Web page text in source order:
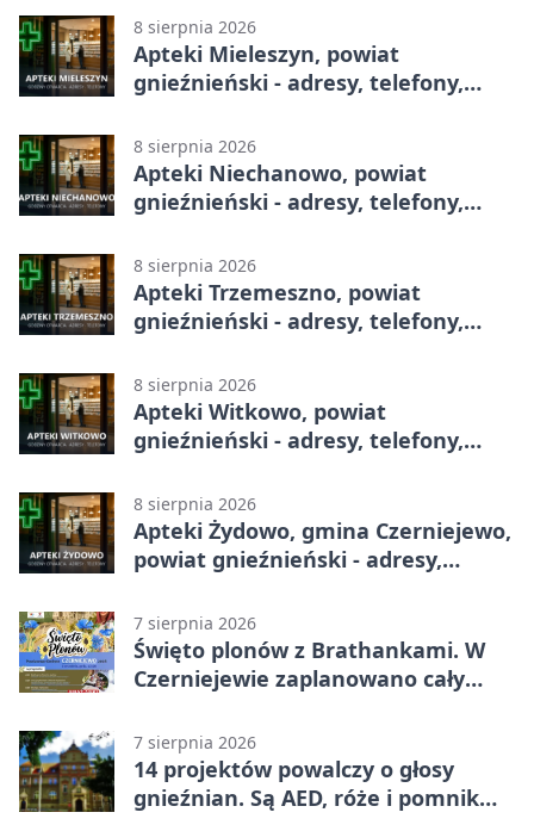
8 sierpnia 2026
Apteki Mieleszyn, powiat
gnieźnieński - adresy, telefony,
8 sierpnia 2026
Apteki Niechanowo, powiat
gnieźnieński - adresy, telefony,
8 sierpnia 2026
Apteki Trzemeszno, powiat
gnieźnieński - adresy, telefony,
8 sierpnia 2026
Apteki Witkowo, powiat
gnieźnieński - adresy, telefony,
8 sierpnia 2026
Apteki Żydowo, gmina Czerniejewo,
powiat gnieźnieński - adresy,
7 sierpnia 2026
Święto plonów z Brathankami. W
Czerniejewie zaplanowano cały
7 sierpnia 2026
14 projektów powalczy o głosy
gnieźnian. Są AED, róże i pomnik